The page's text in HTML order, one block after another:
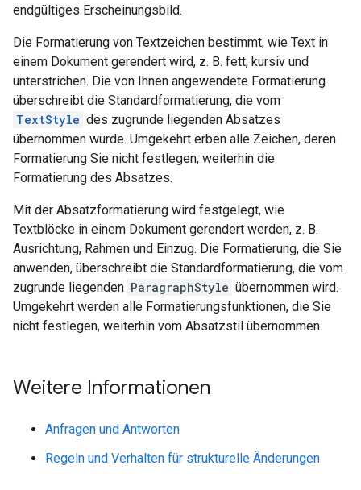
endgültiges Erscheinungsbild.
Die Formatierung von Textzeichen bestimmt, wie Text in
einem Dokument gerendert wird, z. B. fett, kursiv und
unterstrichen. Die von Ihnen angewendete Formatierung
überschreibt die Standardformatierung, die vom
TextStyle des zugrunde liegenden Absatzes
übernommen wurde. Umgekehrt erben alle Zeichen, deren
Formatierung Sie nicht festlegen, weiterhin die
Formatierung des Absatzes.
Mit der Absatzformatierung wird festgelegt, wie
Textblöcke in einem Dokument gerendert werden, z. B.
Ausrichtung, Rahmen und Einzug. Die Formatierung, die Sie
anwenden, überschreibt die Standardformatierung, die vom
zugrunde liegenden ParagraphStyle übernommen wird.
Umgekehrt werden alle Formatierungsfunktionen, die Sie
nicht festlegen, weiterhin vom Absatzstil übernommen.
Weitere Informationen
Anfragen und Antworten
Regeln und Verhalten für strukturelle Änderungen